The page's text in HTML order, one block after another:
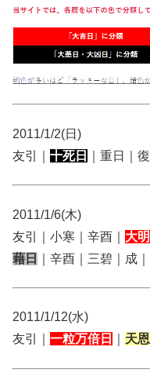
2011/1/2(日)
友引｜ 十死日 ｜重日｜
2011/1/6(木)
友引｜小寒｜辛酉｜ 大
藉日
｜辛酉｜三碧｜成
2011/1/12(水)
友引｜ 一粒万倍日 天